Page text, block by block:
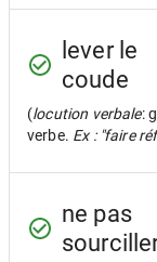
lever le
coude
(locution verbale:
verbe. Ex : "faire
ne pas